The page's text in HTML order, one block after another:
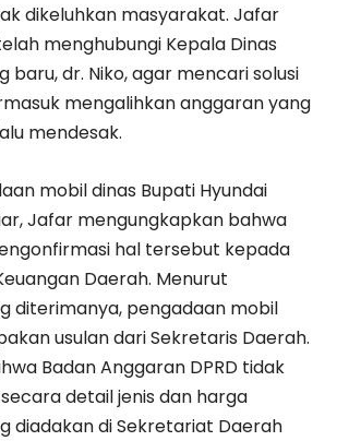
dikeluhkan masyarakat. Jafar
menghubungi Kepala Dinas
baru, dr. Niko, agar mencari solusi
mengalihkan anggaran yang
mendesak.
mobil dinas Bupati Hyundai
Jafar mengungkapkan bahwa
hal tersebut kepada
Daerah. Menurut
diterimanya, pengadaan mobil
usulan dari Sekretaris Daerah.
Badan Anggaran DPRD tidak
detail jenis dan harga
diadakan di Sekretariat Daerah